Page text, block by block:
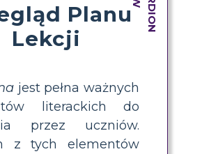
Planu
Lekcji
jest pełna ważnych
literackich do
przez uczniów.
z tych elementów